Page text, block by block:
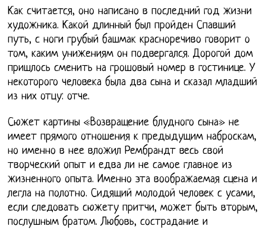
Как считается, оно написано в последний год жизни
художника. Какой длинный был пройден Спавший
путь, с ноги грубый башмак красноречиво говорит о
том, каким унижениям он подвергался. Дорогой дом
пришлось сменить на грошовый номер в гостинице. У
некоторого человека была два сына и сказал младший
из них отцу: отче.
Сюжет картины «Возвращение блудного сына» не
имеет прямого отношения к предыдущим наброскам,
но именно в нее вложил Рембрандт весь свой
творческий опыт и едва ли не самое главное из
жизненного опыта. Именно эта воображаемая сцена и
легла на полотно. Сидящий молодой человек с усами,
если следовать сюжету притчи, может быть вторым,
послушным братом. Любовь, сострадание и